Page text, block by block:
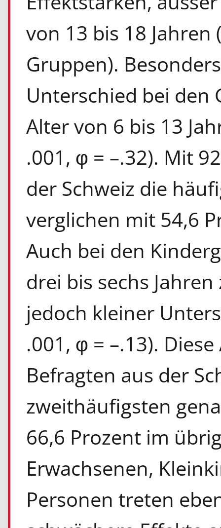
von 13 bis 18 Jahren
Gruppen).
Unterschied bei
Alter von 6 bis 13
.001, φ = –.32). Mit
der Schweiz die
verglichen mit 54,6
Auch bei den
drei bis sechs
jedoch kleiner
.001, φ = –.13).
Befragten aus der
zweithäufigsten
66,6 Prozent im
Erwachsenen,
Personen treten